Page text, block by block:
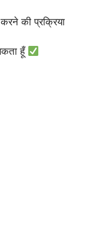
की प्रक्रिया
हूँ